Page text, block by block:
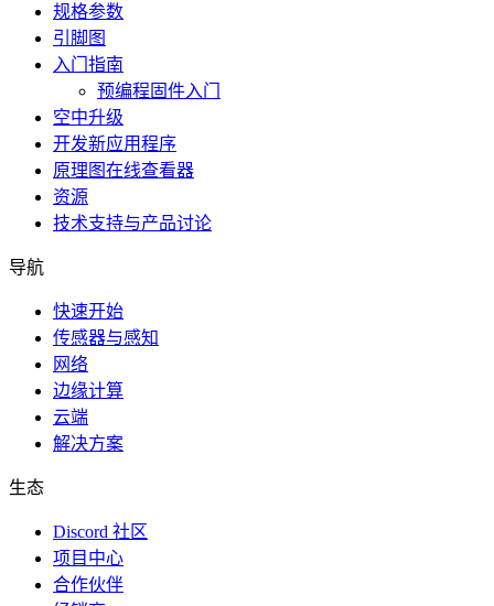
规格参数
引脚图
入门指南
预编程固件入门
空中升级
开发新应用程序
原理图在线查看器
资源
技术支持与产品讨论
导航
快速开始
传感器与感知
网络
边缘计算
云端
解决方案
生态
Discord 社区
项目中心
合作伙伴